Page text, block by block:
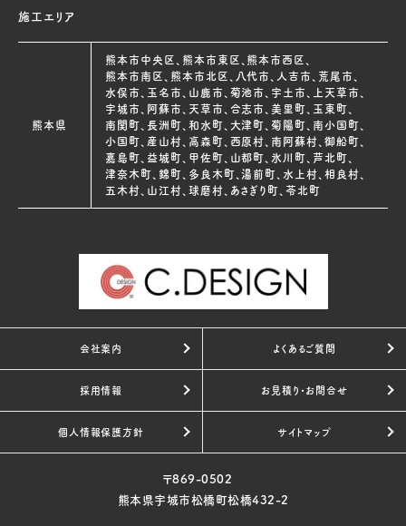
施工エリア
熊本県
熊本市中央区、熊本市東区、熊本市西区、
熊本市南区、熊本市北区、八代市、人吉市、荒尾市、
水俣市、玉名市、山鹿市、菊池市、宇土市、上天草市、
宇城市、阿蘇市、天草市、合志市、美里町、玉東町、
南関町、長洲町、和水町、大津町、菊陽町、南小国町、
小国町、産山村、高森町、西原村、南阿蘇村、御船町、
嘉島町、益城町、甲佐町、山都町、氷川町、芦北町、
津奈木町、錦町、多良木町、湯前町、水上村、相良村、
五木村、山江村、球磨村、あさぎり町、苓北町
会社案内 よくあるご質問
採用情報 お見積り・お問合せ
個人情報保護方針 サイトマップ
〒869-0502
熊本県宇城市松橋町松橋432-2